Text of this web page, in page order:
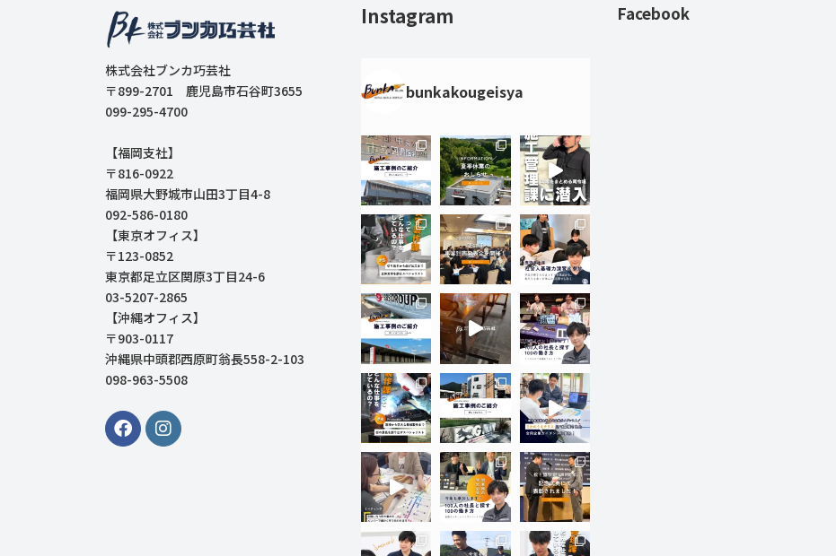
株式会社ブンカ巧芸社
〒899-2701 鹿児島市石谷町3655
099-295-4700
【福岡支社】
〒816-0922
福岡県大野城市山田3丁目4-8
092-586-0180
【東京オフィス】
〒123-0852
東京都足立区関原3丁目24-6
03-5207-2865
【沖縄オフィス】
〒903-0117
沖縄県中頭郡西原町翁長558-2-103
098-963-5508
Instagram
bunkakougeisya
Facebook